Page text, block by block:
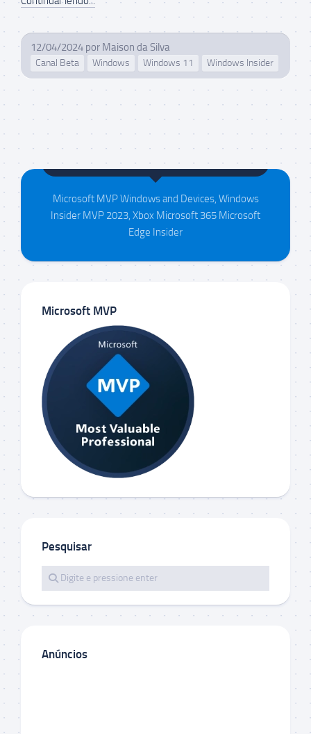
12/04/2024 por Maison da Silva
Canal Beta Windows Windows 11 Windows Insider
Maison da Silva
Microsoft MVP Windows and Devices, Windows
Insider MVP 2023, Xbox Microsoft 365 Microsoft
Edge Insider
Microsoft MVP
Pesquisar
Anúncios